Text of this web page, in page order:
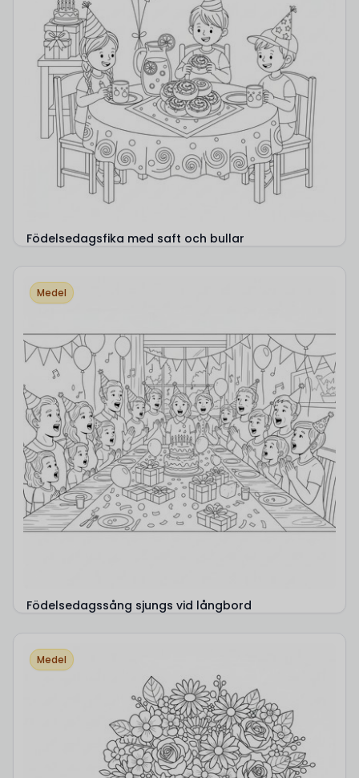
Födelsedagsfika med saft och bullar
Medel
Födelsedagssång sjungs vid långbord
Medel